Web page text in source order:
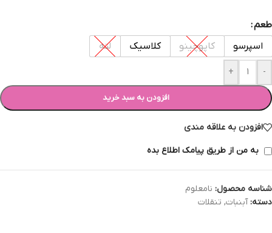
طعم
اسپرسو
کاپوچینو کلاسیک لته
-
+
افزودن به سبد خرید
افزودن به علاقه مندی
به من از طریق پیامک اطلاع بده
شناسه محصول: نامعلوم
دسته: آبنبات, تنقلات